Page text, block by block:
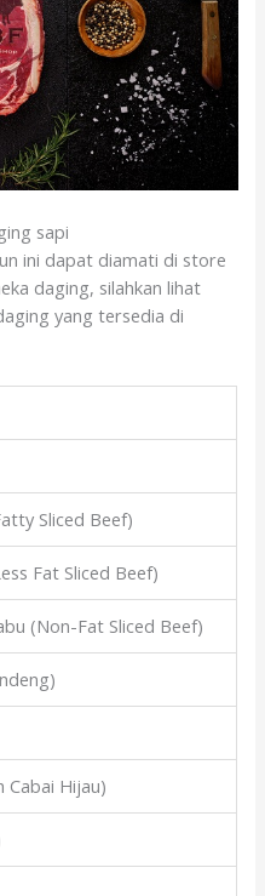
sapi
ini dapat diamati di store
daging, silahkan lihat
yang tersedia di
Sliced Beef)
Fat Sliced Beef)
(Non-Fat Sliced Beef)
Cabai Hijau)